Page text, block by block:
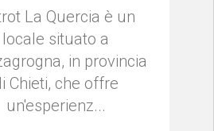
La Quercia è un
locale situato a
in provincia
Chieti, che offre
un'esperienz...